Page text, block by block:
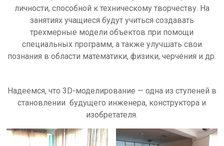
личности, способной к техническому творчеству. На
занятиях учащиеся будут учиться создавать
трехмерные модели объектов при помощи
специальных программ, а также улучшать свои
познания в области математики, физики, черчения и др.
Надеемся, что 3D-моделирование — одна из ступеней в
становлении будущего инженера, конструктора и
изобретателя.